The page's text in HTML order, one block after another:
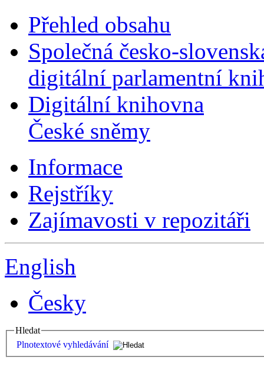
Přehled obsahu
Společná česko-
digitální parlamentní
Digitální knihovna
České sněmy
Informace
Rejstříky
Zajímavosti v repozitáři
English
Česky
Hledat
Plnotextové vyhledávání